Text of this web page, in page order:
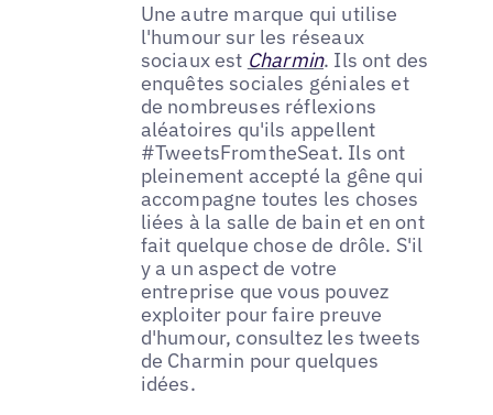
Une autre marque qui utilise
l'humour sur les réseaux
sociaux est Charmin. Ils ont des
enquêtes sociales géniales et
de nombreuses réflexions
aléatoires qu'ils appellent
#TweetsFromtheSeat. Ils ont
pleinement accepté la gêne qui
accompagne toutes les choses
liées à la salle de bain et en ont
fait quelque chose de drôle. S'il
y a un aspect de votre
entreprise que vous pouvez
exploiter pour faire preuve
d'humour, consultez les tweets
de Charmin pour quelques
idées.